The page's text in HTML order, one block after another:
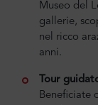
Museo del
gallerie,
nel ricco
anni.
Tour
Beneficiate